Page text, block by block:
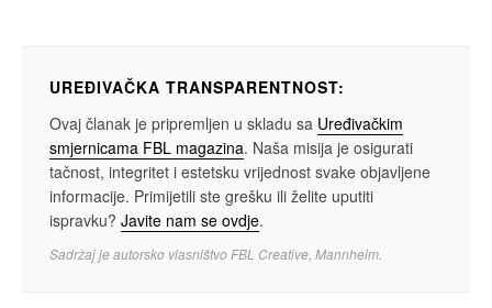
UREĐIVAČKA TRANSPARENTNOST:
Ovaj članak je pripremljen u skladu sa Uređivačkim
smjernicama FBL magazina. Naša misija je osigurati
tačnost, integritet i estetsku vrijednost svake objavljene
informacije. Primijetili ste grešku ili želite uputiti
ispravku? Javite nam se ovdje.
Sadržaj je autorsko vlasništvo FBL Creative, Mannheim.